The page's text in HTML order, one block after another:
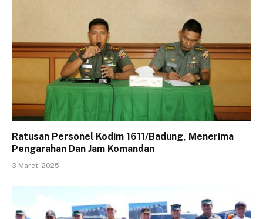
Ratusan Personel Kodim 1611/Badung, Menerima
Pengarahan Dan Jam Komandan
3 Maret, 2025